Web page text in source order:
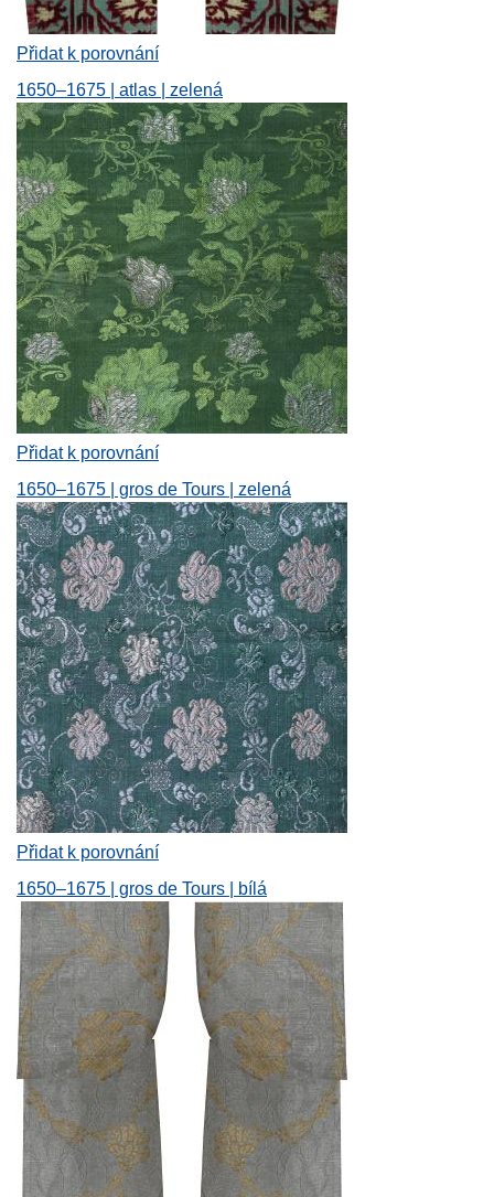
Přidat k porovnání
1650–1675 | atlas | zelená
Přidat k porovnání
1650–1675 | gros de Tours | zelená
Přidat k porovnání
1650–1675 | gros de Tours | bílá